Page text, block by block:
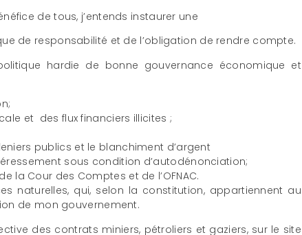
de tous, j’entends instaurer une
de responsabilité et de l’obligation de rendre compte.
hardie de bonne gouvernance économique et
et des flux financiers illicites ;
publics et le blanchiment d’argent
sous condition d’autodénonciation;
la Cour des Comptes et de l’OFNAC.
naturelles, qui, selon la constitution, appartiennent au
de mon gouvernement.
des contrats miniers, pétroliers et gaziers, sur le site